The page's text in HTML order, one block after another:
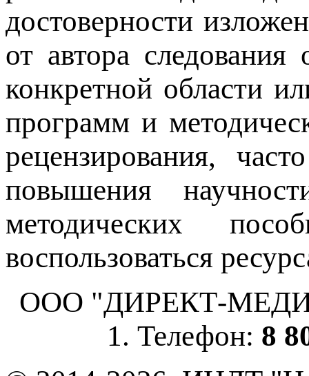
достоверности
от автора
конкретной области
программ и
рецензирования,
повышения
методических
воспользоваться
ООО "ДИРЕКТ-
1. Телефон: 8